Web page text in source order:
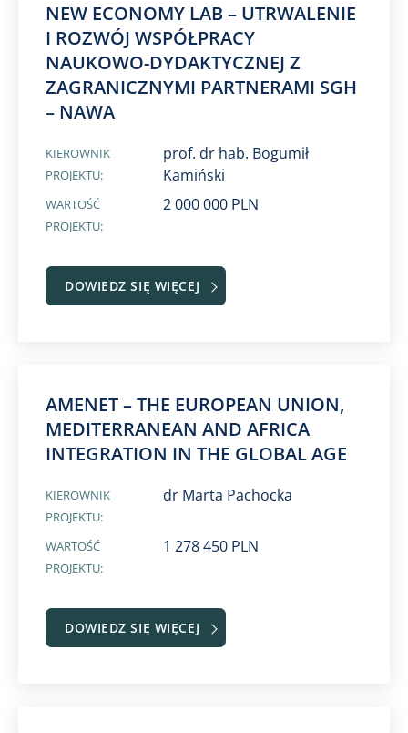
NEW ECONOMY LAB – UTRWALENIE
I ROZWÓJ WSPÓŁPRACY
NAUKOWO-DYDAKTYCZNEJ Z
ZAGRANICZNYMI PARTNERAMI SGH
– NAWA
KIEROWNIK
PROJEKTU:
prof. dr hab. Bogumił
Kamiński
WARTOŚĆ
PROJEKTU:
2 000 000 PLN
DOWIEDZ SIĘ WIĘCEJ
AMENET – THE EUROPEAN UNION,
MEDITERRANEAN AND AFRICA
INTEGRATION IN THE GLOBAL AGE
KIEROWNIK
PROJEKTU:
dr Marta Pachocka
WARTOŚĆ
PROJEKTU:
1 278 450 PLN
DOWIEDZ SIĘ WIĘCEJ